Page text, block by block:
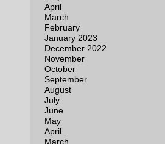
April
March
February
January 2023
December 2022
November
October
September
August
July
June
May
April
March